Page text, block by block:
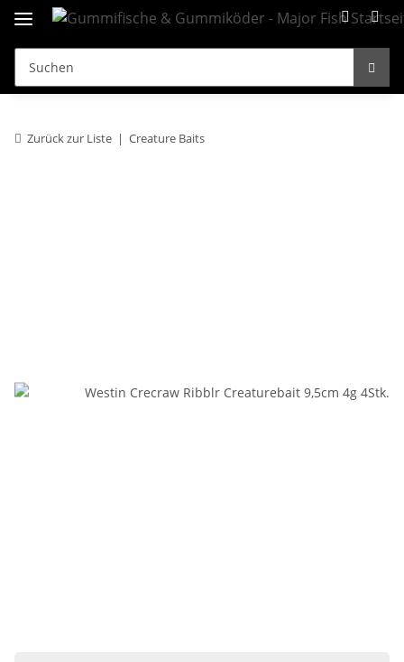
Zurück zur Liste Creature Baits